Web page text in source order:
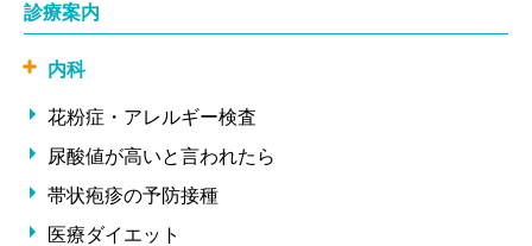
診療案内
内科
花粉症・アレルギー検査
尿酸値が高いと言われたら
帯状疱疹の予防接種
医療ダイエット